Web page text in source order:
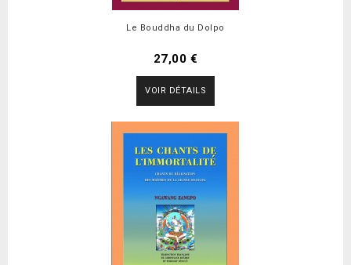
Le Bouddha du Dolpo
27,00 €
VOIR DÉTAILS